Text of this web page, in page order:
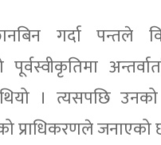
गर्दा पन्तले
। त्यसपछि
प्राधिकरणले जनाएको